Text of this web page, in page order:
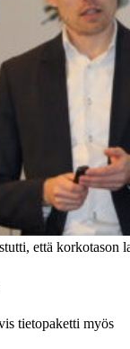
että korkotason
tietopaketti myös